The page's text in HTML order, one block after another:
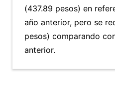
(437.89 pesos) en
año anterior, pero se
pesos) comparando
anterior.